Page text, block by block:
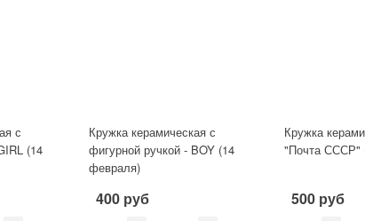
с
(14
Кружка керамическая с
фигурной ручкой - BOY (14
февраля)
400 руб
Кружка
"Почта СССР"
500 руб